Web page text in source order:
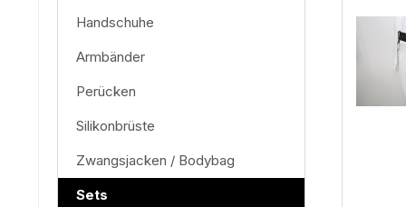
Handschuhe
Armbänder
Perücken
Silikonbrüste
Zwangsjacken / Bodybag
Sets